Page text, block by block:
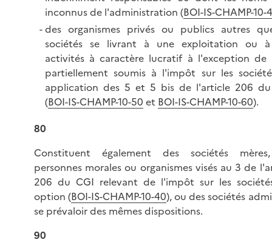
inconnus de l'administration (BOI-IS-CHAMP-10-
des organismes privés ou publics autres
sociétés se livrant à une exploitation ou
activités à caractère lucratif à l'exception de
partiellement soumis à l'impôt sur les
application des 5 et 5 bis de l'article 206
(BOI-IS-CHAMP-10-50 et BOI-IS-CHAMP-10-60).
80
Constituent également des sociétés
personnes morales ou organismes visés au 3 de
206 du CGI relevant de l'impôt sur les
option (BOI-IS-CHAMP-10-40), ou des sociétés
se prévaloir des mêmes dispositions.
90